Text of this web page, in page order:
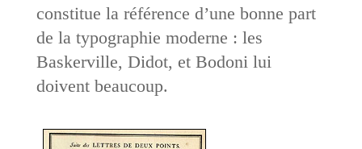
constitue la référence d’une bonne part
de la typographie moderne : les
Baskerville, Didot, et Bodoni lui
doivent beaucoup.